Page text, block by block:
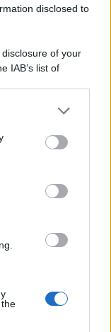
disclosed to
of your
IAB’s list of
us to third parties
or more Google
including but
You may click to
party tags to